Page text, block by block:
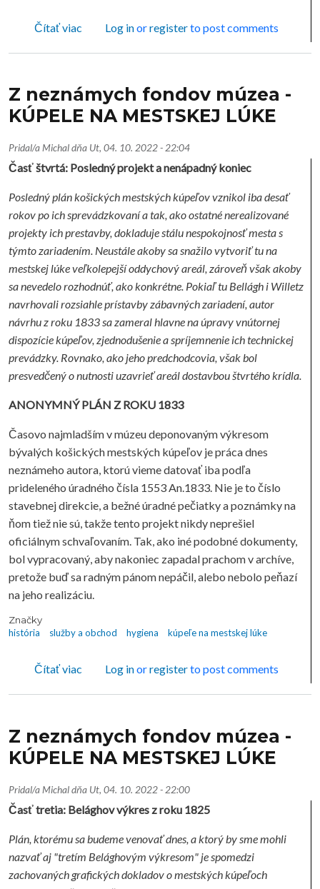
Čítať viaco Z neznámych fondov múzea - KÚPELE NA
Log inorregisterto post comments
Z neznámych fondov múzea -
KÚPELE NA MESTSKEJ LÚKE
Pridal/a Michaldňa Ut, 04. 10. 2022 - 22:04
Časť štvrtá: Posledný projekt a nenápadný koniec
Posledný plán košických mestských kúpeľov vznikol iba desať
rokov po ich sprevádzkovaní a tak, ako ostatné nerealizované
projekty ich prestavby, dokladuje stálu nespokojnosť mesta s
týmto zariadením. Neustále akoby sa snažilo vytvoriť tu na
mestskej lúke veľkolepejší oddychový areál, zároveň však akoby
sa nevedelo rozhodnúť, ako konkrétne. Pokiaľ tu Bellágh i Willetz
navrhovali rozsiahle prístavby zábavných zariadení, autor
návrhu z roku 1833 sa zameral hlavne na úpravy vnútornej
dispozície kúpeľov, zjednodušenie a spríjemnenie ich technickej
prevádzky. Rovnako, ako jeho predchodcovia, však bol
presvedčený o nutnosti uzavrieť areál dostavbou štvrtého krídla.
ANONYMNÝ PLÁN Z ROKU 1833
Časovo najmladším v múzeu deponovaným výkresom
bývalých košických mestských kúpeľov je práca dnes
neznámeho autora, ktorú vieme datovať iba podľa
prideleného úradného čísla 1553 An.1833. Nie je to číslo
stavebnej direkcie, a bežné úradné pečiatky a poznámky na
ňom tiež nie sú, takže tento projekt nikdy neprešiel
oficiálnym schvaľovaním. Tak, ako iné podobné dokumenty,
bol vypracovaný, aby nakoniec zapadal prachom v archíve,
pretože buď sa radným pánom nepáčil, alebo nebolo peňazí
na jeho realizáciu.
Značky
história
služby a obchod hygiena kúpeľe na mestskej lúke
Čítať viaco Z neznámych fondov múzea - KÚPELE NA
Log inorregisterto post comments
Z neznámych fondov múzea -
KÚPELE NA MESTSKEJ LÚKE
Pridal/a Michaldňa Ut, 04. 10. 2022 - 22:00
Časť tretia: Belághov výkres z roku 1825
Plán, ktorému sa budeme venovať dnes, a ktorý by sme mohli
nazvať aj "tretím Belághovým výkresom" je spomedzi
zachovaných grafických dokladov o mestských kúpeľoch